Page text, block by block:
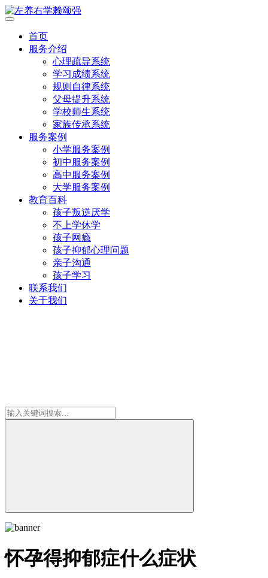
首页
服务介绍
心理疏导系统
学习成绩系统
规则自律系统
父母提升系统
学校师生系统
家族传承系统
服务案例
小学服务案例
初中服务案例
高中服务案例
大学服务案例
教育百科
孩子叛逆厌学
不上学休学
孩子网瘾
孩子抑郁心理问题
亲子沟通
孩子学习
联系我们
关于我们
怀孕得抑郁症什么症状